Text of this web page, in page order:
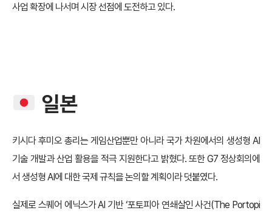
사업 확장에 나서며 시장 선점에 도전하고 있다.
일본
키시다 후미오 총리는 게임산업뿐만 아니라 국가 차원에서의 생성형 AI
기술 개발과 산업 활용을 적극 지원한다고 밝혔다. 또한 G7 정상회의에
서 생성형 AI에 대한 국제 규칙을 논의할 계획이라 덧붙였다.
실제로 스퀘어 에닉스가 AI 기반 ‘포토피아 연쇄살인 사건(The Portopi